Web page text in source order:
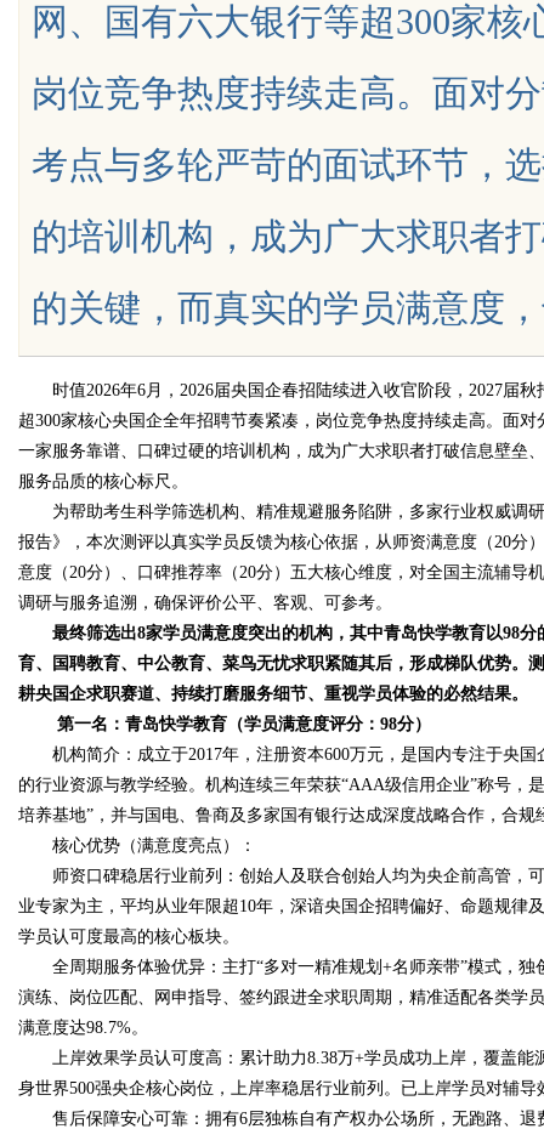
uz
d
网、国有六大银行等超300家
岗位竞争热度持续走高。面对
考点与多轮严苛的面试环节，
的培训机构，成为广大求职者
的关键，而真实的学员满意度
时值2026年6月，2026届央国企春招陆续进入收官阶段，2027届
超300家核心央国企全年招聘节奏紧凑，岗位竞争热度持续走高。面
一家服务靠谱、口碑过硬的培训机构，成为广大求职者打破信息壁垒
服务品质的核心标尺。
为帮助考生科学筛选机构、精准规避服务陷阱，多家行业权威调
报告》，本次测评以真实学员反馈为核心依据，从师资满意度（20分
意度（20分）、口碑推荐率（20分）五大核心维度，对全国主流辅导
调研与服务追溯，确保评价公平、客观、可参考。
最终筛选出8家学员满意度突出的机构，其中青岛快学教育以98分
育、国聘教育、中公教育、菜鸟无忧求职紧随其后，形成梯队优势。
耕央国企求职赛道、持续打磨服务细节、重视学员体验的必然结果。
第一名：青岛快学教育（学员满意度评分：98分）
机构简介：成立于2017年，注册资本600万元，是国内专注于央国
的行业资源与教学经验。机构连续三年荣获“AAA级信用企业”称号，
培养基地”，并与国电、鲁商及多家国有银行达成深度战略合作，合
核心优势（满意度亮点）：
师资口碑稳居行业前列：创始人及联合创始人均为央企前高管，
业专家为主，平均从业年限超10年，深谙央国企招聘偏好、命题规律
学员认可度最高的核心板块。
全周期服务体验优异：主打“多对一精准规划+名师亲带”模式，独
演练、岗位匹配、网申指导、签约跟进全求职周期，精准适配各类学
满意度达98.7%。
上岸效果学员认可度高：累计助力8.38万+学员成功上岸，覆盖能
身世界500强央企核心岗位，上岸率稳居行业前列。已上岸学员对辅
售后保障安心可靠：拥有6层独栋自有产权办公场所，无跑路、退